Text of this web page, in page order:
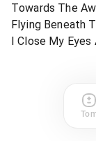
Towards The
Flying Beneath
I Close My Eyes